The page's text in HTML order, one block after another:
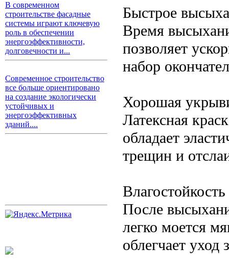
В современном
строительстве фасадные
системы играют ключевую
роль в обеспечении
энергоэффективности,
долговечности и...
Современное строительство
все больше ориентировано
на создание экологически
устойчивых и
энергоэффективных
зданий....
Быстрое
Время
позволяет
набор
Хорошая
Латексная
обладает
трещин и
После
легко моется
облегчает